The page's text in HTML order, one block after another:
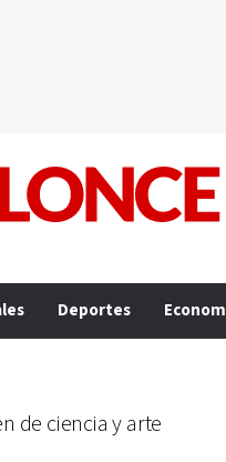
Deportes
de ciencia y arte